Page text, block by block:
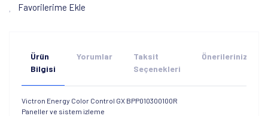
Favorilerime Ekle
Ürün
Bilgisi
Yorumlar
Taksit
Seçenekleri
Önerileriniz
Victron Energy Color Control GX BPP010300100R
Paneller ve sistem izleme